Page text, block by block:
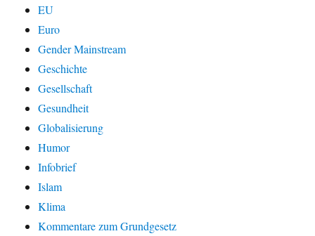
EU
Euro
Gender Mainstream
Geschichte
Gesellschaft
Gesundheit
Globalisierung
Humor
Infobrief
Islam
Klima
Kommentare zum Grundgesetz